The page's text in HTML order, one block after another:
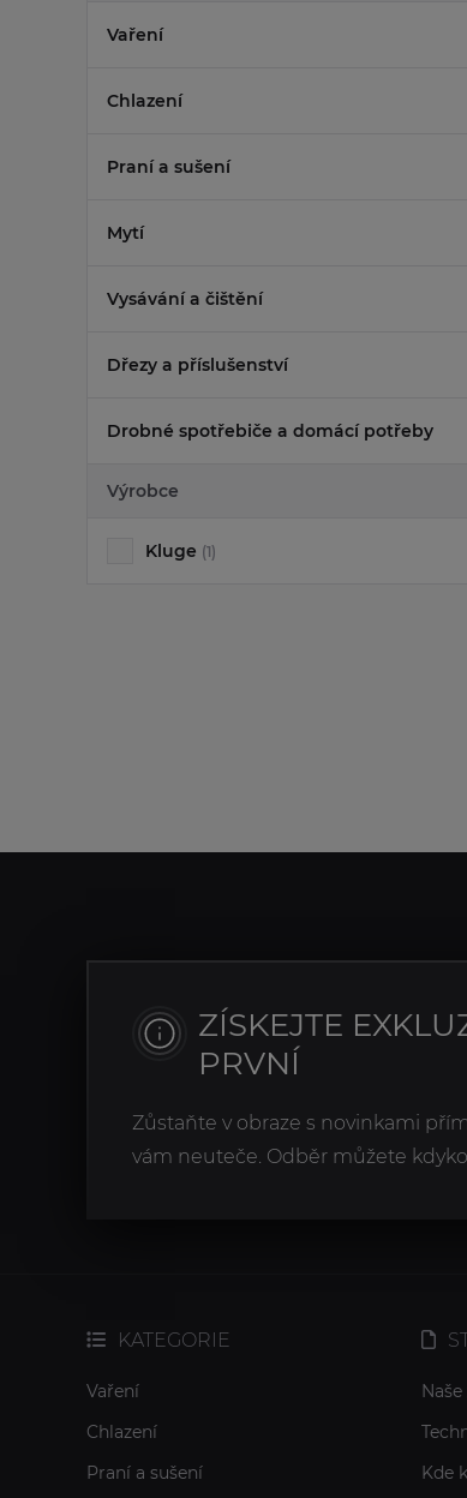
Vaření
Chlazení
Praní a sušení
Mytí
Vysávání a čištění
Dřezy a příslušenství
Drobné spotřebiče a domácí potřeby
Výrobce
Kluge (1)
ZÍSKEJTE
PRVNÍ
Zůstaňte v obraze s novinkami
vám neuteče. Odběr můžete
KATEGORIE
Vaření
Chlazení
Praní a sušení
Kde